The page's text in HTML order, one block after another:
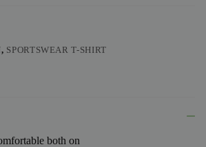
, SPORTSWEAR T-SHIRT
both on